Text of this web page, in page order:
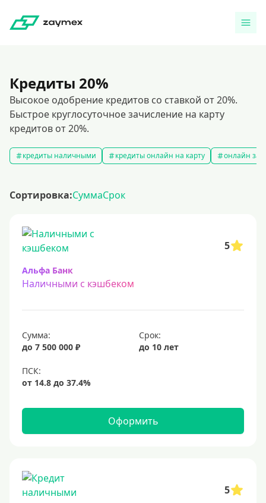
Кредиты 20%
Высокое одобрение кредитов со ставкой от 20%.
Быстрое круглосуточное зачисление на карту
кредитов от 20%.
кредиты наличными кредиты онлайн на карту онлайн
Сортировка:СуммаСрок
5
Альфа Банк
Наличными с кэшбеком
Сумма:
до 7 500 000 ₽
Срок:
до 10 лет
Оформить
5